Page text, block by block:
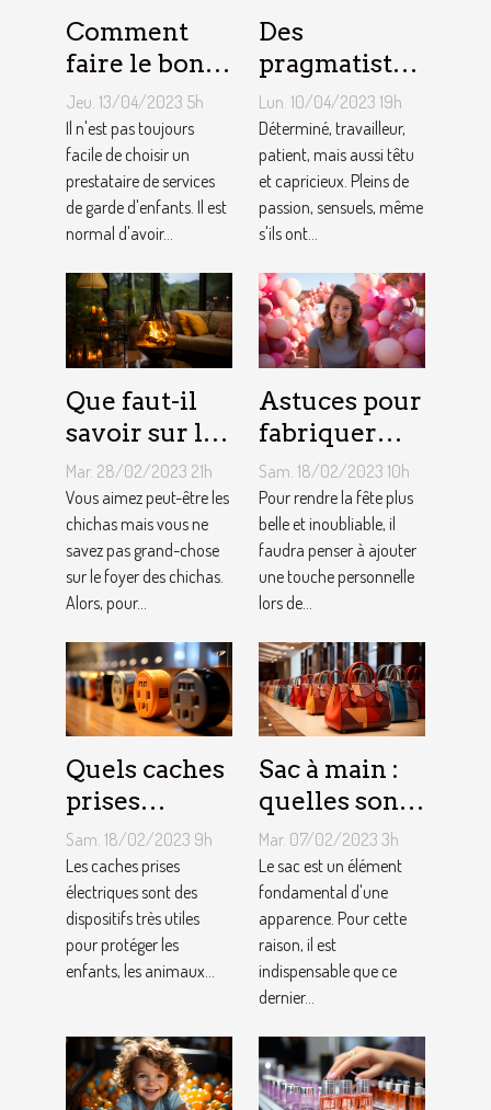
Comment
faire le bon
choix entre
une crèche et
une
assistante
maternelle ?
Jeu. 13/04/2023 5h
Il n'est pas toujours
facile de choisir un
prestataire de services
de garde d'enfants. Il est
normal d'avoir...
Des
pragmatistes
imaginatifs
et patients :
comment
sont les gens
du Taureau ?
Lun. 10/04/2023 19h
Déterminé, travailleur,
patient, mais aussi têtu
et capricieux. Pleins de
passion, sensuels, même
s'ils ont...
Que faut-il
savoir sur le
foyer chicha
?
Mar. 28/02/2023 21h
Vous aimez peut-être les
chichas mais vous ne
savez pas grand-chose
sur le foyer des chichas.
Alors, pour...
Astuces pour
fabriquer
une arche de
ballons
Sam. 18/02/2023 10h
Pour rendre la fête plus
belle et inoubliable, il
faudra penser à ajouter
une touche personnelle
lors de...
Quels caches
prises
électriques
choisir ?
Sam. 18/02/2023 9h
Les caches prises
électriques sont des
dispositifs très utiles
pour protéger les
enfants, les animaux...
Sac à main :
quelles sont
les astuces
pour faire un
choix
approprié ?
Mar. 07/02/2023 3h
Le sac est un élément
fondamental d'une
apparence. Pour cette
raison, il est
indispensable que ce
dernier...